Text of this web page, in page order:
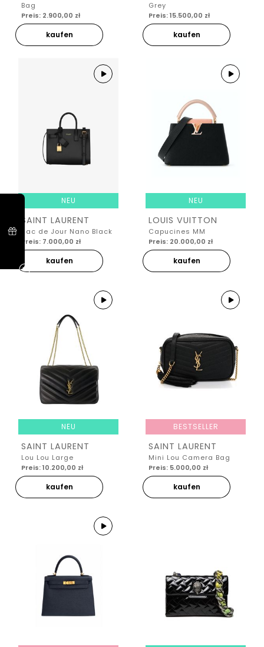
Bag
Preis: 2.900,00 zł
kaufen
Grey
Preis: 15.500,00 zł
kaufen
NEU
SAINT LAURENT
Sac de Jour Nano Black
Preis: 7.000,00 zł
kaufen
NEU
LOUIS VUITTON
Capucines MM
Preis: 20.000,00 zł
kaufen
NEU
SAINT LAURENT
Lou Lou Large
Preis: 10.200,00 zł
kaufen
BESTSELLER
SAINT LAURENT
Mini Lou Camera Bag
Preis: 5.000,00 zł
kaufen